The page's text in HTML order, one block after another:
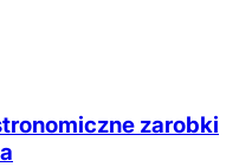
zarobki